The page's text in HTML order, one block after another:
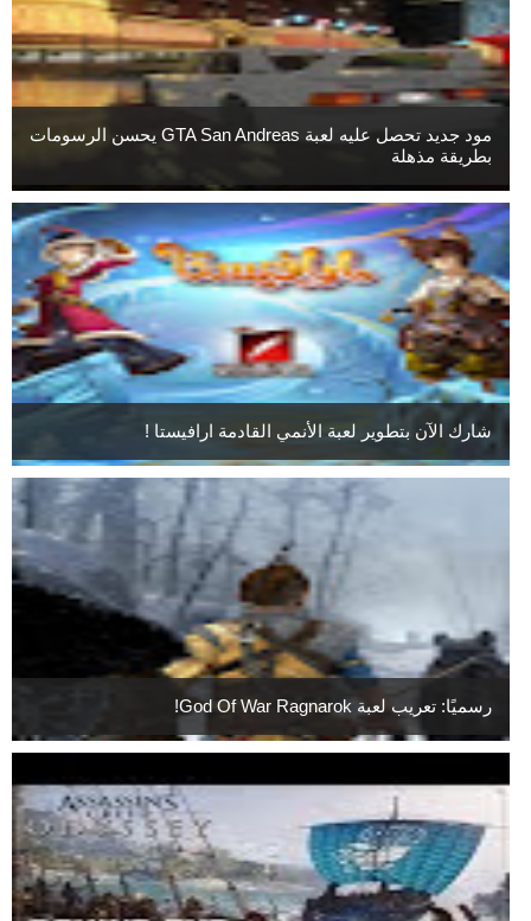
مود جديد تحصل عليه لعبة GTA San Andreas يحسن الرسومات
بطريقة مذهلة
شارك الآن بتطوير لعبة الأنمي القادمة ارافيستا !
رسميًا: تعريب لعبة God Of War Ragnarok!